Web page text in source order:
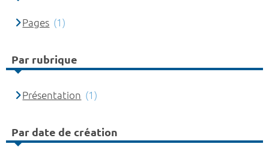
Pages (1)
Par rubrique
Présentation (1)
Par date de création